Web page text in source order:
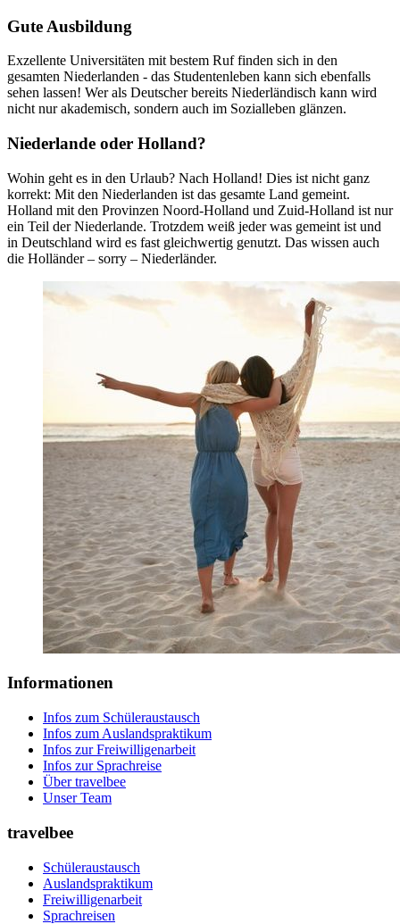
Gute Ausbildung
Exzellente Universitäten mit bestem Ruf finden sich in den
gesamten Niederlanden - das Studentenleben kann sich ebenfalls
sehen lassen! Wer als Deutscher bereits Niederländisch kann wird
nicht nur akademisch, sondern auch im Sozialleben glänzen.
Niederlande oder Holland?
Wohin geht es in den Urlaub? Nach Holland! Dies ist nicht ganz
korrekt: Mit den Niederlanden ist das gesamte Land gemeint.
Holland mit den Provinzen Noord-Holland und Zuid-Holland ist nur
ein Teil der Niederlande. Trotzdem weiß jeder was gemeint ist und
in Deutschland wird es fast gleichwertig genutzt. Das wissen auch
die Holländer – sorry – Niederländer.
Informationen
Infos zum Schüleraustausch
Infos zum Auslandspraktikum
Infos zur Freiwilligenarbeit
Infos zur Sprachreise
Über travelbee
Unser Team
travelbee
Schüleraustausch
Auslandspraktikum
Freiwilligenarbeit
Sprachreisen